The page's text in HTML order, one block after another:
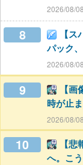
2026/08/
8
【
パック
2026/08/
9
【
時が止
2026/08/
10
【
へ。こ